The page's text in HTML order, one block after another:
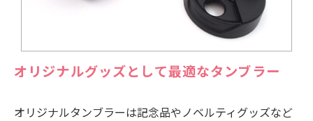
オリジナルグッズとして最適なタンブラー
オリジナルタンブラーは記念品やノベルティグッズなど